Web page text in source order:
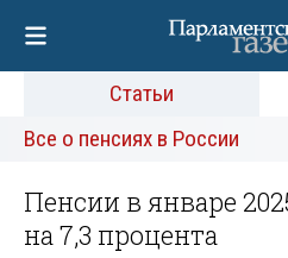
Статьи
Все о пенсиях в России
Пенсии в январе
на 7,3 процента